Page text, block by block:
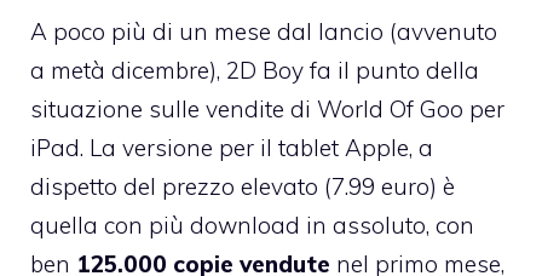
A poco più di un mese dal lancio (avvenuto
a metà dicembre), 2D Boy fa il punto della
situazione sulle vendite di World Of Goo per
iPad. La versione per il tablet Apple, a
dispetto del prezzo elevato (7.99 euro) è
quella con più download in assoluto, con
ben 125.000 copie vendute nel primo mese,